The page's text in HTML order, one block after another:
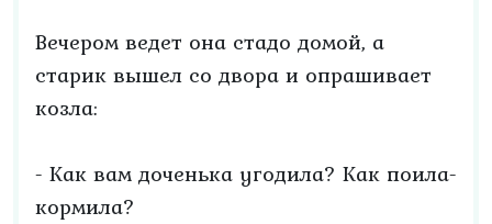
Вечером ведет она стадо домой, а
старик вышел со двора и опрашивает
козла:
- Как вам доченька угодила? Как поила-
кормила?